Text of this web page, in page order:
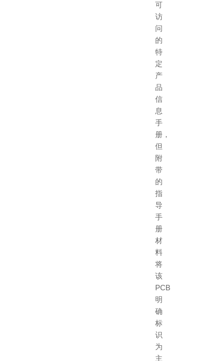
可
访
问
的
特
定
产
品
信
息
手
册，
但
附
带
的
指
导
手
册
材
料
将
该
PCB
明
确
标
识
为
主